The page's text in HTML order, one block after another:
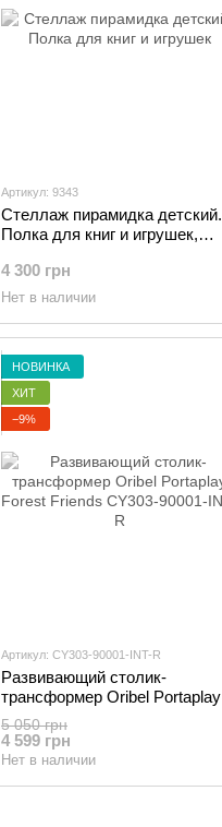
Артикул: 9343
Стеллаж пирамидка детский.
Полка для книг и игрушек,
4 300 грн
Нет в наличии
НОВИНКА
ХИТ
−9%
Артикул: CY303-90001-INT-R
Развивающий столик-
трансформер Oribel Portaplay
Forest Friends СY303-90001-
INT-R
5 050 грн
4 599 грн
Нет в наличии